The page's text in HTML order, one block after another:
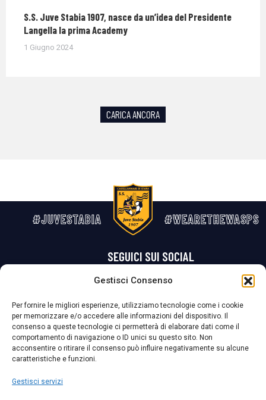
Gestisci Consenso
Per fornire le migliori esperienze, utilizziamo tecnologie come i cookie
per memorizzare e/o accedere alle informazioni del dispositivo. Il
consenso a queste tecnologie ci permetterà di elaborare dati come il
comportamento di navigazione o ID unici su questo sito. Non
acconsentire o ritirare il consenso può influire negativamente su alcune
caratteristiche e funzioni.
Gestisci servizi
S.S. Juve Stabia 1907, nasce da un’idea del Presidente
Langella la prima Academy
1 Giugno 2024
CARICA ANCORA
#JUVESTABIA #WEARETHEWASPS
SEGUICI SUI SOCIAL
La Società ha nominato il Responsabile della Protezione dei Dati Personali (DPO), figura specializzata che vigila sulle modalità adottate dalla
nostra Società per tutelare i Suoi dati personali.